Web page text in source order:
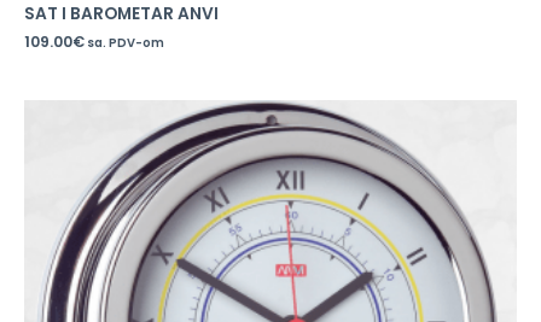
SAT I BAROMETAR ANVI
109.00€ sa. PDV-om